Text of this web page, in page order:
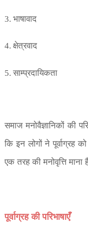
3. भाषावाद
4. क्षेत्रवाद
5. साम्प्रदायिकता
समाज मनोवैज्ञानिकों की
कि इन लोगों ने पूर्वाग्रह
एक तरह की मनोवृत्ति माना
पूर्वाग्रह की परिभाषाएँ